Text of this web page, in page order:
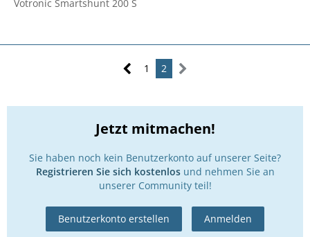
Votronic Smartshunt 200 S
1 2
Jetzt mitmachen!
Sie haben noch kein Benutzerkonto auf unserer Seite?
Registrieren Sie sich kostenlosund nehmen Sie an
unserer Community teil!
Benutzerkonto erstellen Anmelden